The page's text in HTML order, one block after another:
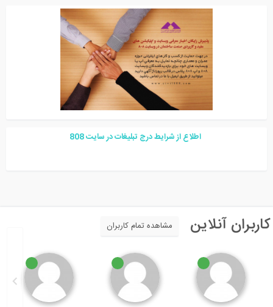
اطلاع از شرایط درج تبلیغات در سایت 808
آنلاین مشاهده تمام کاربران